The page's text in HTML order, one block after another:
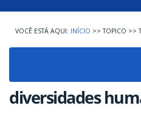
INÍCIO >> TOPICO >>
diversidades